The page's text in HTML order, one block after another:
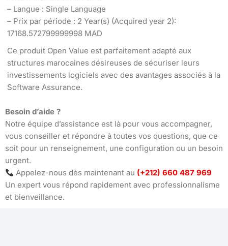
– Langue : Single Language
– Prix par période : 2 Year(s) (Acquired year 2):
17168.572799999998 MAD
Ce produit Open Value est parfaitement adapté aux
structures marocaines désireuses de sécuriser leurs
investissements logiciels avec des avantages associés à la
Software Assurance.
Besoin d’aide ?
Notre équipe d’assistance est là pour vous accompagner,
vous conseiller et répondre à toutes vos questions, que ce
soit pour un renseignement, une configuration ou un besoin
urgent.
Appelez-nous dès maintenant au (+212) 660 487 969
Un expert vous répond rapidement avec professionnalisme
et bienveillance.